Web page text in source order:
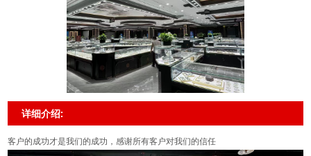
详细介绍:
客户的成功才是我们的成功，感谢所有客户对我们的信任